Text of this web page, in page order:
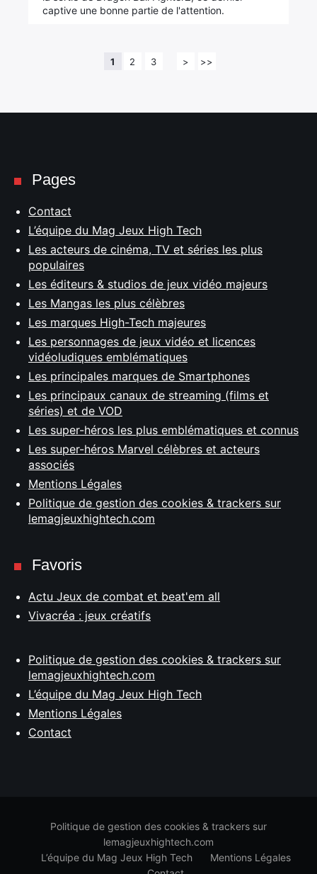
captive une bonne partie de l'attention.
1 2 3 > >>
Pages
Contact
L’équipe du Mag Jeux High Tech
Les acteurs de cinéma, TV et séries les plus
populaires
Les éditeurs & studios de jeux vidéo majeurs
Les Mangas les plus célèbres
Les marques High-Tech majeures
Les personnages de jeux vidéo et licences
vidéoludiques emblématiques
Les principales marques de Smartphones
Les principaux canaux de streaming (films et
séries) et de VOD
Les super-héros les plus emblématiques et connus
Les super-héros Marvel célèbres et acteurs
associés
Mentions Légales
Politique de gestion des cookies & trackers sur
lemagjeuxhightech.com
Favoris
Actu Jeux de combat et beat'em all
Vivacréa : jeux créatifs
Politique de gestion des cookies & trackers sur
lemagjeuxhightech.com
L’équipe du Mag Jeux High Tech
Mentions Légales
Contact
Politique de gestion des cookies & trackers sur
lemagjeuxhightech.com
L’équipe du Mag Jeux High Tech
Mentions Légales